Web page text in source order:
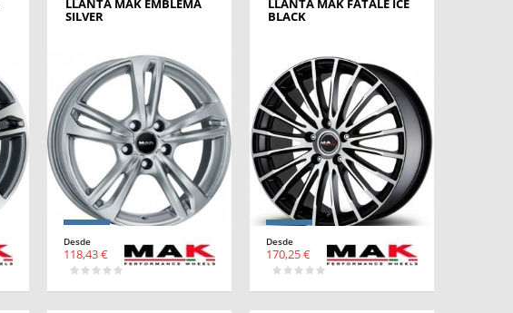
LLANTA MAK EMBLEMA
SILVER
Desde
118,43 €
LLANTA MAK FATALE ICE
BLACK
Desde
170,25 €